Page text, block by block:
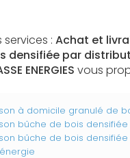
services : Achat et
densifiée par
ENERGIES vous
à domicile granulé de
bûche de bois densifiée
bûche de bois